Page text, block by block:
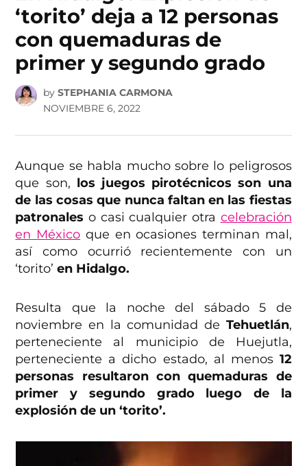
‘torito’ deja a 12 personas
con quemaduras de
primer y segundo grado
by STEPHANIA CARMONA
NOVIEMBRE 6, 2022
Aunque se habla mucho sobre lo peligrosos
que son, los juegos pirotécnicos son una
de las cosas que nunca faltan en las fiestas
patronales o casi cualquier otra celebración
en México que en ocasiones terminan mal,
así como ocurrió recientemente con un
‘torito’en Hidalgo.
Resulta que la noche del sábado 5 de
noviembre en la comunidad de Tehuetlán,
perteneciente al municipio de Huejutla,
perteneciente a dicho estado, al menos 12
personas resultaron con quemaduras de
primer y segundo grado luego de la
explosión de un ‘torito’.